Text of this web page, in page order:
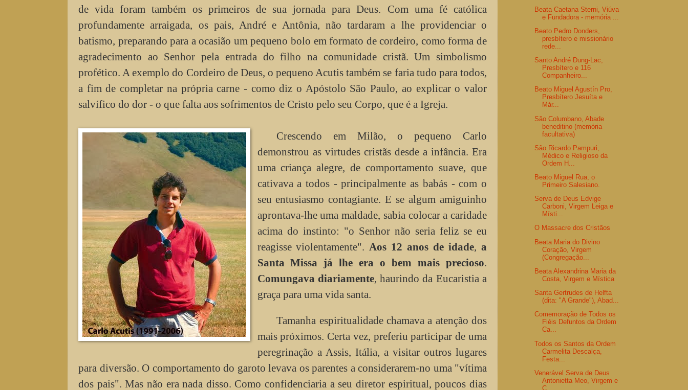
de vida foram também os primeiros de sua jornada para Deus. Com uma fé católica
profundamente arraigada, os pais, André e Antônia, não tardaram a lhe providenciar o
batismo, preparando para a ocasião um pequeno bolo em formato de cordeiro, como forma de
agradecimento ao Senhor pela entrada do filho na comunidade cristã. Um simbolismo
profético. A exemplo do Cordeiro de Deus, o pequeno Acutis também se faria tudo para todos,
a fim de completar na própria carne - como diz o Apóstolo São Paulo, ao explicar o valor
salvífico do dor - o que falta aos sofrimentos de Cristo pelo seu Corpo, que é a Igreja.
Crescendo em Milão, o pequeno Carlo
demonstrou as virtudes cristãs desde a infância. Era
uma criança alegre, de comportamento suave, que
cativava a todos - principalmente as babás - com o
seu entusiasmo contagiante. E se algum amiguinho
aprontava-lhe uma maldade, sabia colocar a caridade
acima do instinto: "o Senhor não seria feliz se eu
reagisse violentamente".Aos 12 anos de idade,a
Santa Missa já lhe era o bem mais precioso.
Comungava diariamente, haurindo da Eucaristia a
graça para uma vida santa.
Tamanha espiritualidade chamava a atenção dos
mais próximos. Certa vez, preferiu participar de uma
peregrinação a Assis, Itália, a visitar outros lugares
para diversão. O comportamento do garoto levava os parentes a considerarem-no uma "vítima
dos pais". Mas não era nada disso. Como confidenciaria a seu diretor espiritual, poucos dias
Beata Caetana Sterni, Viúva
e Fundadora - memória ...
Beato Pedro Donders,
presbítero e missionário
rede...
Santo André Dung-Lac,
Presbítero e 116
Companheiro...
Beato Miguel Agustín Pro,
Presbítero Jesuíta e
Már...
São Columbano, Abade
beneditino (memória
facultativa)
São Ricardo Pampuri,
Médico e Religioso da
Ordem H...
Beato Miguel Rua, o
Primeiro Salesiano.
Serva de Deus Edvige
Carboni, Virgem Leiga e
Místi...
O Massacre dos Cristãos
Beata Maria do Divino
Coração, Virgem
(Congregação...
Beata Alexandrina Maria da
Costa, Virgem e Mística
Santa Gertrudes de Helfta
(dita: "A Grande"), Abad...
Comemoração de Todos os
Fiéis Defuntos da Ordem
Ca...
Todos os Santos da Ordem
Carmelita Descalça,
Festa...
Venerável Serva de Deus
Antonietta Meo, Virgem e
C...